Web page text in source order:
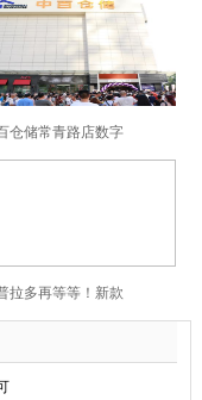
仓储常青路店数字
拉多再等等！新款